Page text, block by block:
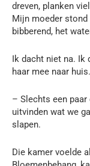
dreven, planken
Mijn moeder stond
bibberend, het
Ik dacht niet na. Ik
haar mee naar huis.
– Slechts een
uitvinden wat we
slapen.
Die kamer voelde